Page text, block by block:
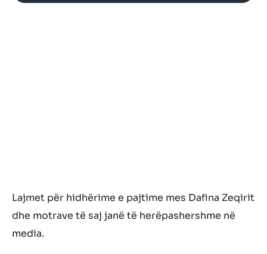
Lajmet për hidhërime e pajtime mes Dafina Zeqirit
dhe motrave të saj janë të herëpashershme në
media.